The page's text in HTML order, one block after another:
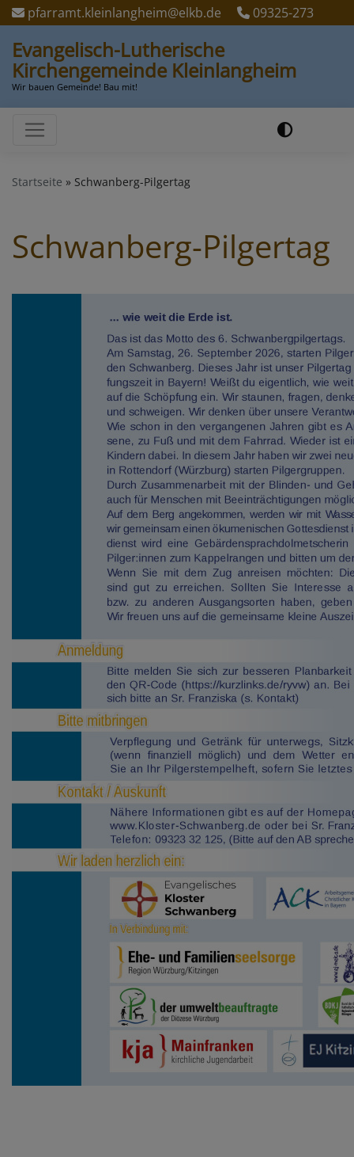
Direkt
zum
Inhalt
pfarramt.kleinlangheim@elkb.de 09325-273
Evangelisch-Lutherische
Kirchengemeinde Kleinlangheim
Wir bauen Gemeinde! Bau mit!
Hauptnavigation
Startseite Schwanberg-Pilgertag
Schwanberg-Pilgertag